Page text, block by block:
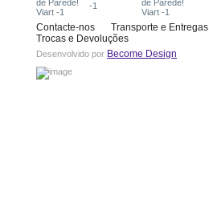
Contacte-nos Transporte e Entregas
Trocas e Devoluções
Desenvolvido por Become Design